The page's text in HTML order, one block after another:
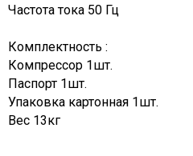
Частота тока 50 Гц
Комплектность :
Компрессор 1шт.
Паспорт 1шт.
Упаковка картонная 1шт.
Вес 13кг